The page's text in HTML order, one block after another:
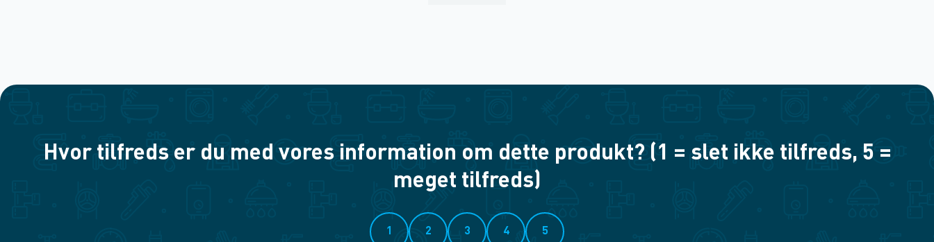
Hvor tilfreds er du med vores information om dette produkt? (1 = slet ikke tilfreds, 5 =
meget tilfreds)
1 2 3 4 5